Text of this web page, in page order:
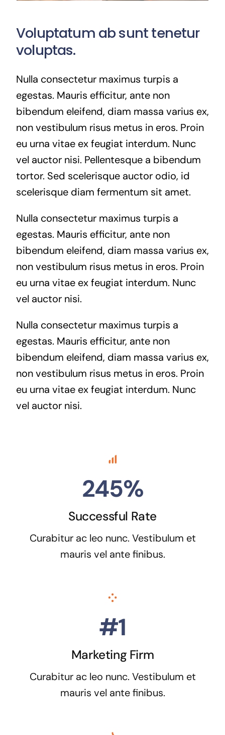
Voluptatum ab sunt tenetur
voluptas.
Nulla consectetur maximus turpis a
egestas. Mauris efficitur, ante non
bibendum eleifend, diam massa varius ex,
non vestibulum risus metus in eros. Proin
eu urna vitae ex feugiat interdum. Nunc
vel auctor nisi. Pellentesque a bibendum
tortor. Sed scelerisque auctor odio, id
scelerisque diam fermentum sit amet.
Nulla consectetur maximus turpis a
egestas. Mauris efficitur, ante non
bibendum eleifend, diam massa varius ex,
non vestibulum risus metus in eros. Proin
eu urna vitae ex feugiat interdum. Nunc
vel auctor nisi.
Nulla consectetur maximus turpis a
egestas. Mauris efficitur, ante non
bibendum eleifend, diam massa varius ex,
non vestibulum risus metus in eros. Proin
eu urna vitae ex feugiat interdum. Nunc
vel auctor nisi.
245%
Successful Rate
Curabitur ac leo nunc. Vestibulum et
mauris vel ante finibus.
#1
Marketing Firm
Curabitur ac leo nunc. Vestibulum et
mauris vel ante finibus.